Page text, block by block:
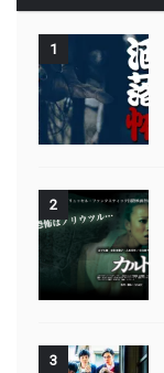
1
2
3